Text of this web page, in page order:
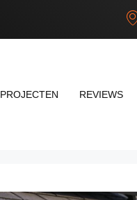
PROJECTEN REVIEWS